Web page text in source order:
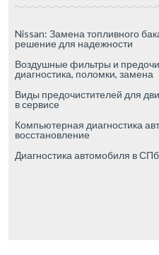
Nissan: Замена топливного
решение для надежности
Воздушные фильтры и
диагностика, поломки, замена
Виды предочистителей для
в сервисе
Компьютерная диагностика
восстановление
Диагностика автомобиля в